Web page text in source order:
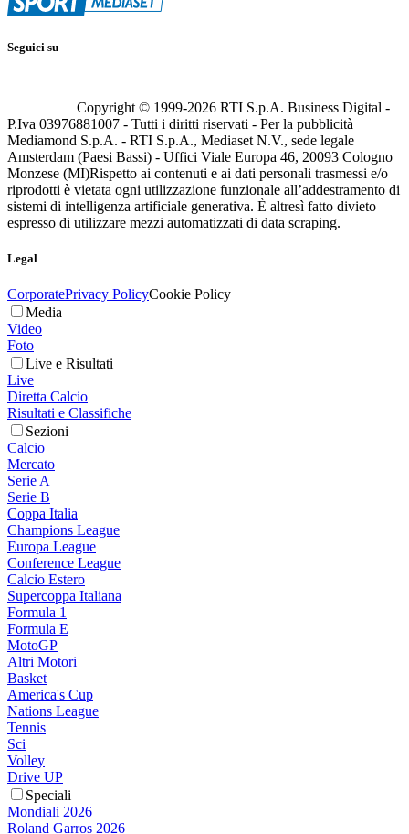
Seguici su
Copyright © 1999-2026 RTI S.p.A. Business Digital -
P.Iva 03976881007 - Tutti i diritti riservati - Per la pubblicità
Mediamond S.p.A. - RTI S.p.A., Mediaset N.V., sede legale
Amsterdam (Paesi Bassi) - Uffici Viale Europa 46, 20093 Cologno
Monzese (MI)Rispetto ai contenuti e ai dati personali trasmessi e/o
riprodotti è vietata ogni utilizzazione funzionale all’addestramento di
sistemi di intelligenza artificiale generativa. È altresì fatto divieto
espresso di utilizzare mezzi automatizzati di data scraping.
Legal
CorporatePrivacy PolicyCookie Policy
Media
Video
Foto
Live e Risultati
Live
Diretta Calcio
Risultati e Classifiche
Sezioni
Calcio
Mercato
Serie A
Serie B
Coppa Italia
Champions League
Europa League
Conference League
Calcio Estero
Supercoppa Italiana
Formula 1
Formula E
MotoGP
Altri Motori
Basket
America's Cup
Nations League
Tennis
Sci
Volley
Drive UP
Speciali
Mondiali 2026
Roland Garros 2026